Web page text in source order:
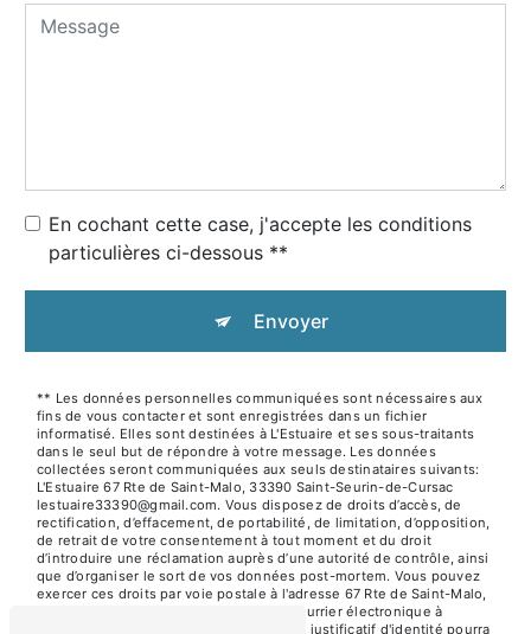
En cochant cette case, j'accepte les conditions
particulières ci-dessous **
Envoyer
** Les données personnelles communiquées sont nécessaires aux
fins de vous contacter et sont enregistrées dans un fichier
informatisé. Elles sont destinées à L'Estuaire et ses sous-traitants
dans le seul but de répondre à votre message. Les données
collectées seront communiquées aux seuls destinataires suivants:
L'Estuaire 67 Rte de Saint-Malo, 33390 Saint-Seurin-de-Cursac
lestuaire33390@gmail.com. Vous disposez de droits d’accès, de
rectification, d’effacement, de portabilité, de limitation, d’opposition,
de retrait de votre consentement à tout moment et du droit
d’introduire une réclamation auprès d’une autorité de contrôle, ainsi
que d’organiser le sort de vos données post-mortem. Vous pouvez
exercer ces droits par voie postale à l'adresse 67 Rte de Saint-Malo,
33390 Saint-Seurin-de-Cursac ou par courrier électronique à
l'adresse lestuaire33390@gmail.com. Un justificatif d'identité pourra